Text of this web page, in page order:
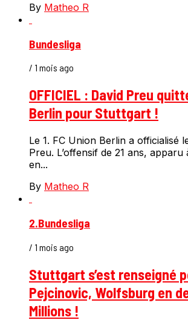
By Matheo R
Bundesliga
/ 1 mois ago
OFFICIEL : David Preu
Berlin pour Stuttgart !
Le 1. FC Union Berlin a officialisé
Preu. L’offensif de 21 ans, apparu
en...
By Matheo R
2.Bundesliga
/ 1 mois ago
Stuttgart s’est renseigné
Pejcinovic, Wolfsburg en
Millions !